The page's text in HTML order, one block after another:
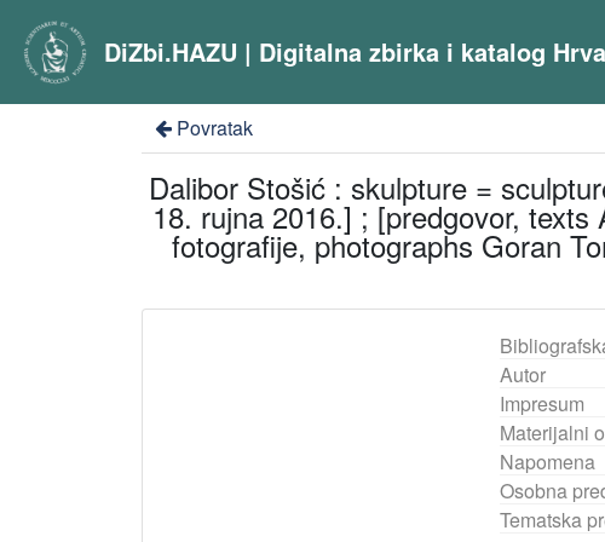
DiZbi.HAZU | Digitalna zbirka i katalog
Povratak
Dalibor Stošić : skulpture =
18. rujna 2016.] ; [predgovor,
fotografije, photographs Goran
Autor
Impresum
Materijalni
Napomena
Osobna
Tematska